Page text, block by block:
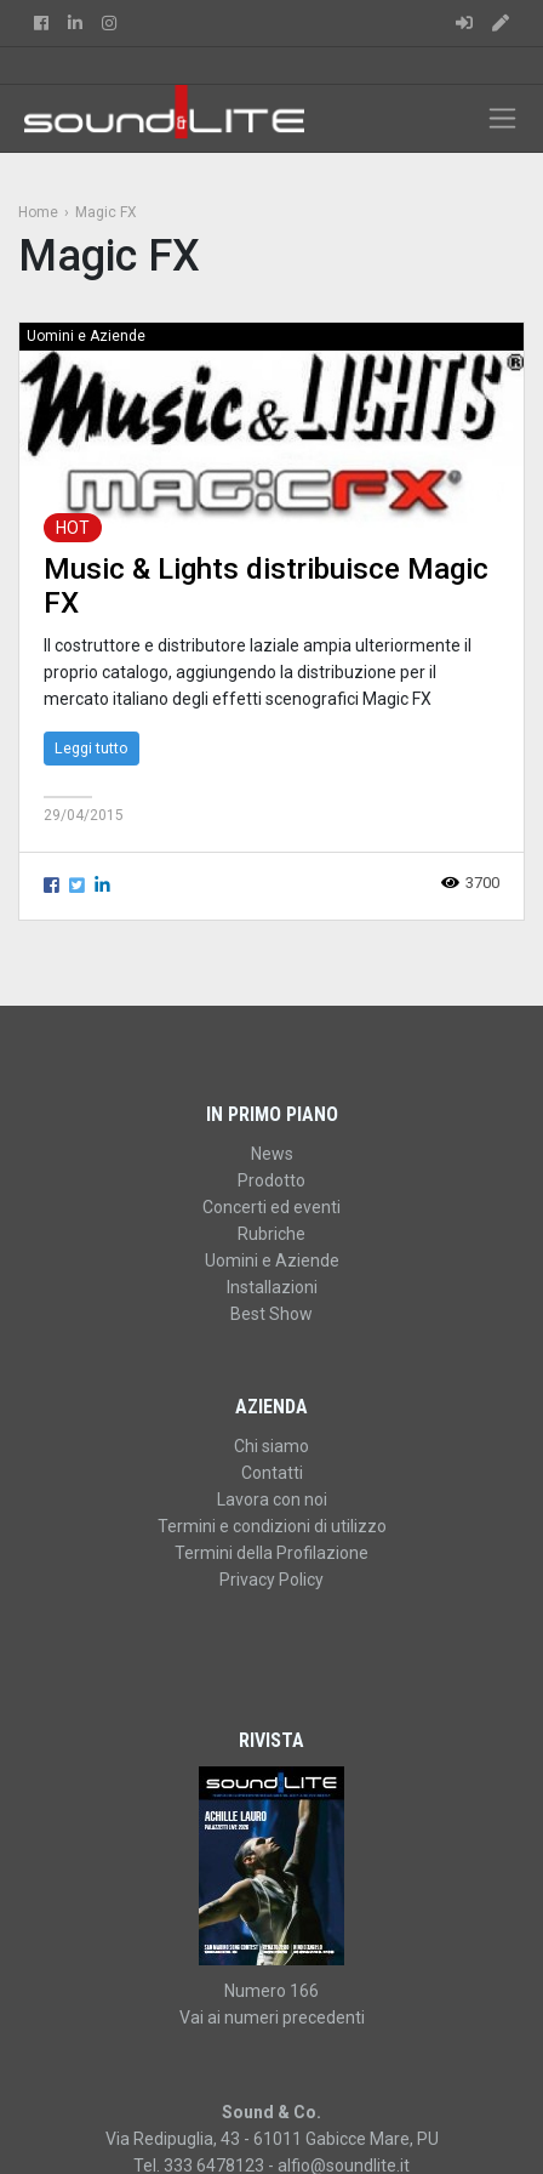
FacebookLinkedin
Home Magic FX
Magic FX
Uomini e Aziende
HOT
Music & Lights distribuisce Magic
FX
Il costruttore e distributore laziale ampia ulteriormente il
proprio catalogo, aggiungendo la distribuzione per il
mercato italiano degli effetti scenografici Magic FX
Leggi tutto
29/04/2015
3700
IN PRIMO PIANO
News
Prodotto
Concerti ed eventi
Rubriche
Uomini e Aziende
Installazioni
Best Show
AZIENDA
Chi siamo
Contatti
Lavora con noi
Termini e condizioni di utilizzo
Termini della Profilazione
Privacy Policy
RIVISTA
Numero 166
Vai ai numeri precedenti
Sound & Co.
Via Redipuglia, 43 - 61011 Gabicce Mare, PU
Tel. 333 6478123 - alfio@soundlite.it